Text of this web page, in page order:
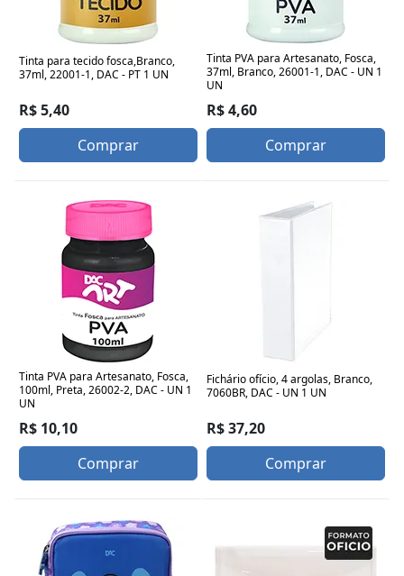
Tinta para tecido fosca,Branco,
37ml, 22001-1, DAC - PT 1 UN
R$ 5,40
Comprar
Tinta PVA para Artesanato, Fosca,
37ml, Branco, 26001-1, DAC - UN 1
UN
R$ 4,60
Comprar
Tinta PVA para Artesanato, Fosca,
100ml, Preta, 26002-2, DAC - UN 1
UN
R$ 10,10
Comprar
Fichário ofício, 4 argolas, Branco,
7060BR, DAC - UN 1 UN
R$ 37,20
Comprar